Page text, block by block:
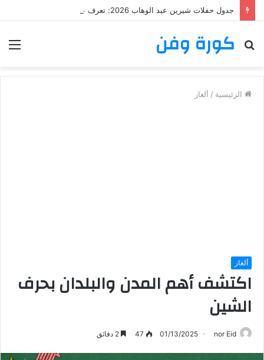
كورة وفن
بحث
الرئيسية / ألغاز
ألغاز
اكتشف أهم المدن والبلدان بحرف
الشين
nor Eid
01/13/2025
47